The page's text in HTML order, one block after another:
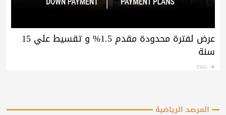
عرض لفترة محدودة مقدم 1.5% و تقسيط علي 15
سنة
TMG
المرصد الرياضية